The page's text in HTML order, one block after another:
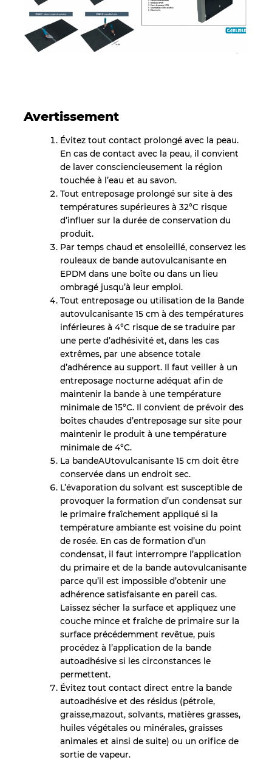
Avertissement
Évitez tout contact prolongé avec la peau.
En cas de contact avec la peau, il convient
de laver consciencieusement la région
touchée à l’eau et au savon.
Tout entreposage prolongé sur site à des
températures supérieures à 32°C risque
d’influer sur la durée de conservation du
produit.
Par temps chaud et ensoleillé, conservez les
rouleaux de bande autovulcanisante en
EPDM dans une boîte ou dans un lieu
ombragé jusqu’à leur emploi.
Tout entreposage ou utilisation de la Bande
autovulcanisante 15 cm à des températures
inférieures à 4°C risque de se traduire par
une perte d’adhésivité et, dans les cas
extrêmes, par une absence totale
d’adhérence au support. Il faut veiller à un
entreposage nocturne adéquat afin de
maintenir la bande à une température
minimale de 15°C. Il convient de prévoir des
boîtes chaudes d’entreposage sur site pour
maintenir le produit à une température
minimale de 4°C.
La bandeAUtovulcanisante 15 cm doit être
conservée dans un endroit sec.
L’évaporation du solvant est susceptible de
provoquer la formation d’un condensat sur
le primaire fraîchement appliqué si la
température ambiante est voisine du point
de rosée. En cas de formation d’un
condensat, il faut interrompre l’application
du primaire et de la bande autovulcanisante
parce qu’il est impossible d’obtenir une
adhérence satisfaisante en pareil cas.
Laissez sécher la surface et appliquez une
couche mince et fraîche de primaire sur la
surface précédemment revêtue, puis
procédez à l’application de la bande
autoadhésive si les circonstances le
permettent.
Évitez tout contact direct entre la bande
autoadhésive et des résidus (pétrole,
graisse,mazout, solvants, matières grasses,
huiles végétales ou minérales, graisses
animales et ainsi de suite) ou un orifice de
sortie de vapeur.